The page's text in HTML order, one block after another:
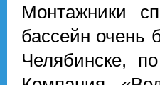
Монтажники
бассейн очень
Челябинске,